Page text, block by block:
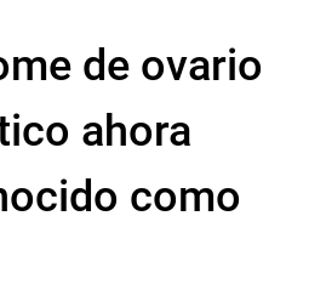
de ovario
ahora
como